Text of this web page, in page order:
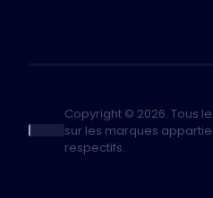
Copyright © 2026. Tous
sur les marques
respectifs.